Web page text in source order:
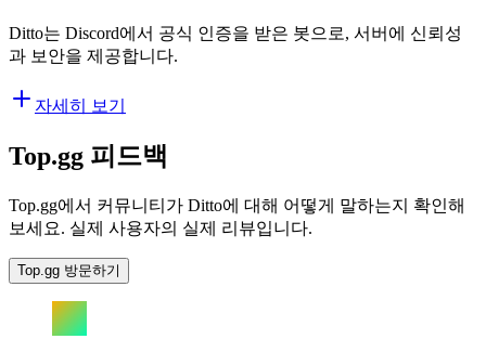
Ditto는 Discord에서 공식 인증을 받은 봇으로, 서버에 신뢰성
과 보안을 제공합니다.
자세히 보기
Top.gg 피드백
Top.gg에서 커뮤니티가 Ditto에 대해 어떻게 말하는지 확인해
보세요. 실제 사용자의 실제 리뷰입니다.
Top.gg 방문하기